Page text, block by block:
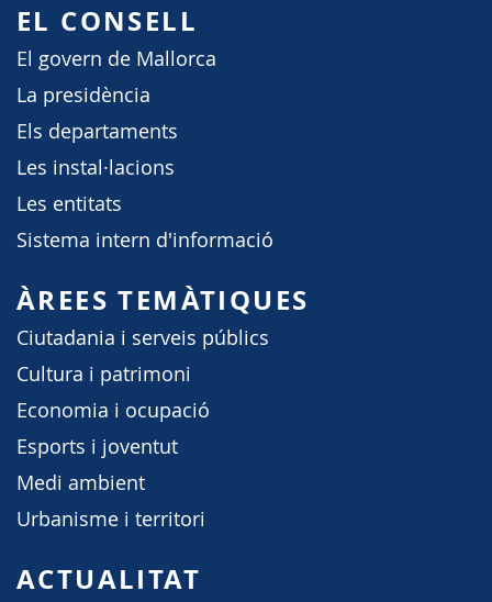
EL CONSELL
El govern de Mallorca
La presidència
Els departaments
Les instal·lacions
Les entitats
Sistema intern d'informació
ÀREES TEMÀTIQUES
Ciutadania i serveis públics
Cultura i patrimoni
Economia i ocupació
Esports i joventut
Medi ambient
Urbanisme i territori
ACTUALITAT